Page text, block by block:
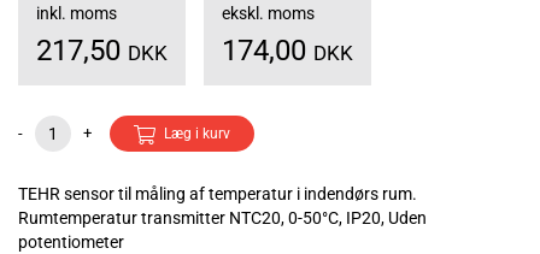
inkl. moms
217,50 DKK
ekskl. moms
174,00 DKK
- + Læg i kurv
TEHR sensor til måling af temperatur i indendørs rum.
Rumtemperatur transmitter NTC20, 0-50°C, IP20, Uden
potentiometer